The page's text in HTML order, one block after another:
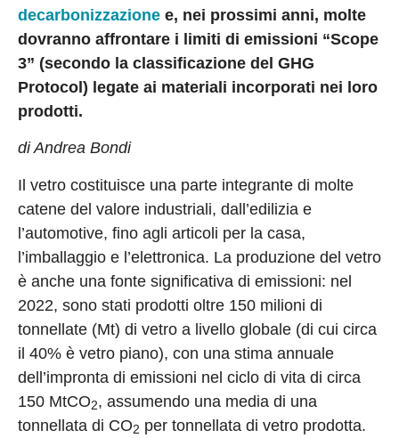
decarbonizzazione e, nei prossimi anni, molte
dovranno affrontare i limiti di emissioni “Scope
3” (secondo la classificazione del GHG
Protocol) legate ai materiali incorporati nei loro
prodotti.
di Andrea Bondi
Il vetro costituisce una parte integrante di molte
catene del valore industriali, dall’edilizia e
l’automotive, fino agli articoli per la casa,
l’imballaggio e l’elettronica. La produzione del vetro
è anche una fonte significativa di emissioni: nel
2022, sono stati prodotti oltre 150 milioni di
tonnellate (Mt) di vetro a livello globale (di cui circa
il 40% è vetro piano), con una stima annuale
dell’impronta di emissioni nel ciclo di vita di circa
150 MtCO2, assumendo una media di una
tonnellata di CO2 per tonnellata di vetro prodotta.